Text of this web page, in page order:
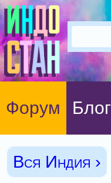
Форум Блог
Вся Индия ›